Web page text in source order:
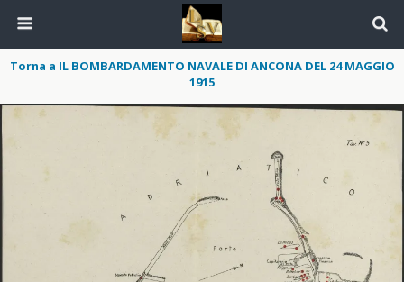
Torna a IL BOMBARDAMENTO NAVALE DI ANCONA DEL 24 MAGGIO
1915